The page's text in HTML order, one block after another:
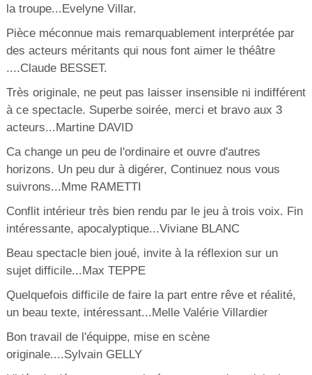
la troupe...Evelyne Villar.
Pièce méconnue mais remarquablement interprétée par
des acteurs méritants qui nous font aimer le théâtre
....Claude BESSET.
Très originale, ne peut pas laisser insensible ni indifférent
à ce spectacle. Superbe soirée, merci et bravo aux 3
acteurs...Martine DAVID
Ca change un peu de l'ordinaire et ouvre d'autres
horizons. Un peu dur à digérer, Continuez nous vous
suivrons...Mme RAMETTI
Conflit intérieur très bien rendu par le jeu à trois voix. Fin
intéressante, apocalyptique...Viviane BLANC
Beau spectacle bien joué, invite à la réflexion sur un
sujet difficile...Max TEPPE
Quelquefois difficile de faire la part entre rêve et réalité,
un beau texte, intéressant...Melle Valérie Villardier
Bon travail de l'équippe, mise en scène
originale....Sylvain GELLY